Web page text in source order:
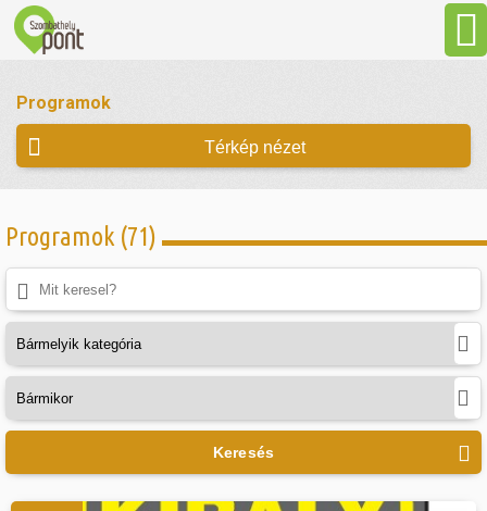
Gasztronómia
Szállás
Sport
Szabadidő
Programok
Térkép nézet
Programok (71)
Keresés